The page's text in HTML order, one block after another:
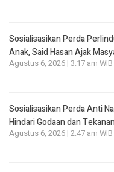
Sosialisasikan Perda
Anak, Said Hasan Ajak
Agustus 6, 2026 | 3:17 am WIB
Sosialisasikan Perda Anti
Hindari Godaan dan
Agustus 6, 2026 | 2:47 am WIB